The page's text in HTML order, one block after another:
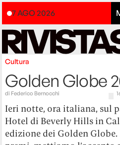
7 AGO 2026
Cultura
Golden Globe
di Federico Bernocchi
Ieri notte, ora italiana, sul
Hotel di Beverly Hills in
edizione dei Golden